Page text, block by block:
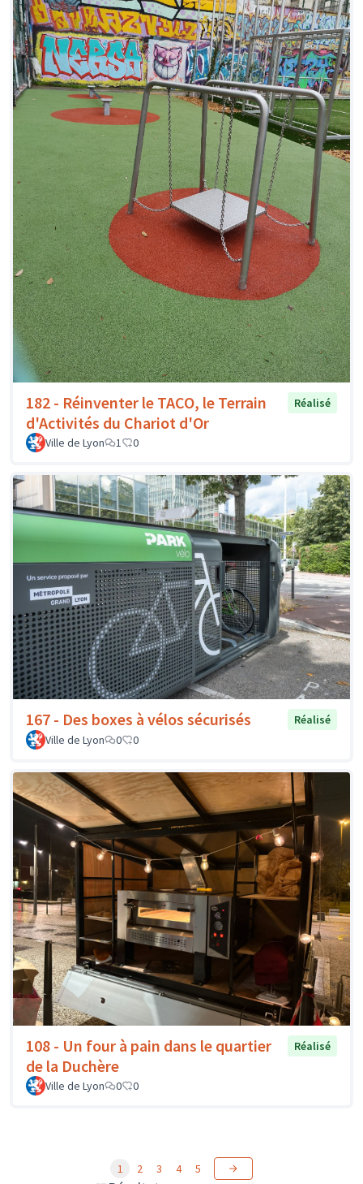
182 - Réinventer le TACO, le Terrain
d'Activités du Chariot d'Or
Réalisé
Ville de Lyon 1 0
167 - Des boxes à vélos sécurisés
Réalisé
Ville de Lyon
0 0
108 - Un four à pain dans le quartier
de la Duchère
Réalisé
Ville de Lyon 0 0
1 2 3 4 5